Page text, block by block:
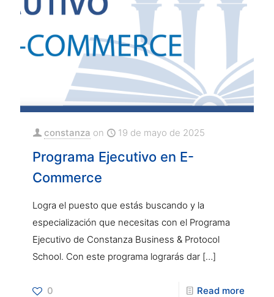
constanza on 19 de mayo de 2025
Programa Ejecutivo en E-
Commerce
Logra el puesto que estás buscando y la
especialización que necesitas con el Programa
Ejecutivo de Constanza Business & Protocol
School. Con este programa lograrás dar […]
0 Read more